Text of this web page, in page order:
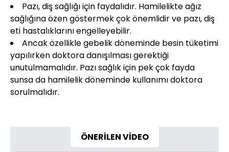
Pazı, diş sağlığı için faydalıdır. Hamilelikte ağız
sağlığına özen göstermek çok önemlidir ve pazı, diş
eti hastalıklarını engelleyebilir.
Ancak özellikle gebelik döneminde besin tüketimi
yapılırken doktora danışılması gerektiği
unutulmamalıdır. Pazı sağlık için pek çok fayda
sunsa da hamilelik döneminde kullanımı doktora
sorulmalıdır.
ÖNERİLEN VİDEO